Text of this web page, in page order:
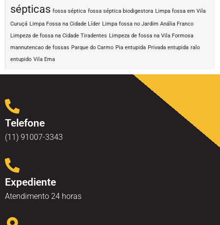
sépticas fossa séptica fossa séptica biodigestora Limpa fossa em Vila
Curuçá Limpa Fossa na Cidade Líder Limpa fossa no Jardim Anália Franco
Limpeza de fossa na Cidade Tiradentes Limpeza de fossa na Vila Formosa
mannutencao de fossas Parque do Carmo Pia entupida Privada entupida ralo
entupido Vila Ema
Telefone
(11) 91007-3343
Expediente
Atendimento 24 horas